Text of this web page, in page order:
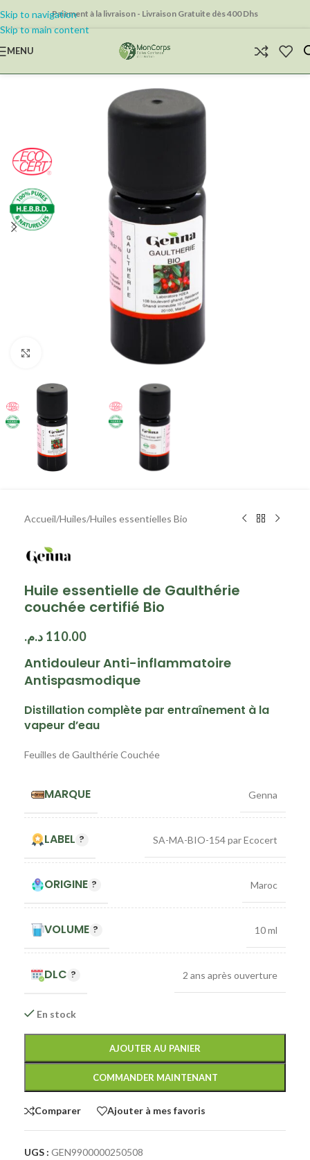
Skip to navigation
Skip to main content
Paiement à la livraison - Livraison Gratuite dès 400 Dhs
MENU
Accueil/Huiles/Huiles essentielles Bio
Huile essentielle de Gaulthérie
couchée certifié Bio
110.00 د.م.
Antidouleur Anti-inflammatoire
Antispasmodique
Distillation complète par entraînement à la
vapeur d’eau
Feuilles de Gaulthérie Couchée
MARQUE Genna
LABEL SA-MA-BIO-154 par Ecocert
ORIGINE Maroc
VOLUME 10 ml
DLC 2 ans après ouverture
En stock
AJOUTER AU PANIER
COMMANDER MAINTENANT
Comparer Ajouter à mes favoris
UGS : GEN9900000250508